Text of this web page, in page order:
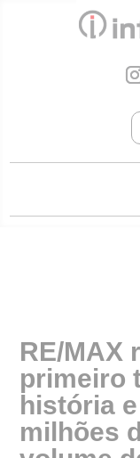
RE/MAX
primeiro
história
milhões